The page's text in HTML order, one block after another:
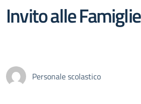
Invito alle Famiglie
Personale scolastico